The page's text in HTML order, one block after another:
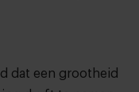
dat een grootheid